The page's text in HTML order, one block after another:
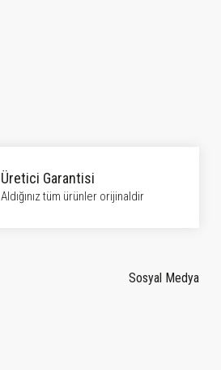
Üretici Garantisi
Aldığınız tüm ürünler orijinaldir
Sosyal Medya